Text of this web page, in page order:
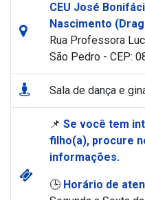
CEU José
Nascimento
Rua Professora
São Pedro - CEP:
Sala de dança e
📌 Se você tem
filho(a), procure
informações.
🕒 Horário de